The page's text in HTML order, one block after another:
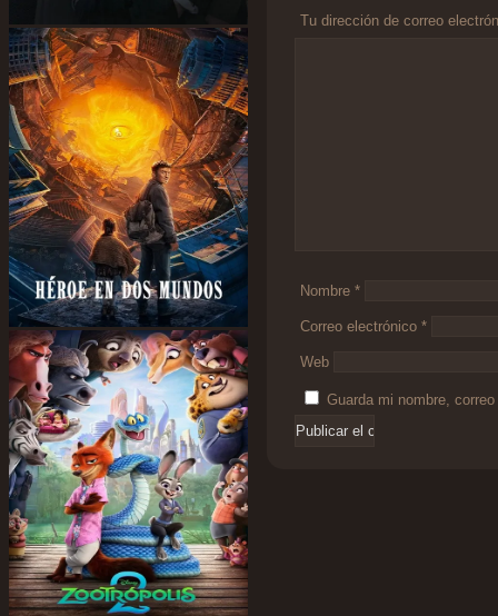
Tu dirección de correo
Nombre *
Correo electrónico *
Web
Guarda mi nombre,